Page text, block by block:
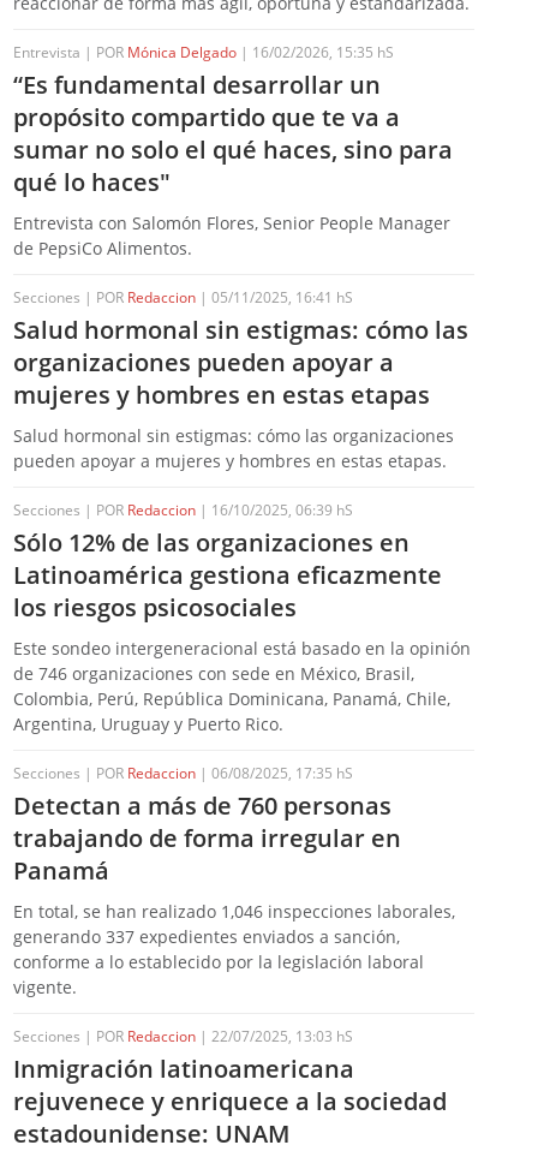
Entrevista | POR Mónica Delgado | 16/02/2026, 15:35 hS
“Es fundamental desarrollar un
propósito compartido que te va a
sumar no solo el qué haces, sino para
qué lo haces"
Entrevista con Salomón Flores, Senior People Manager
de PepsiCo Alimentos.
Secciones | POR Redaccion | 05/11/2025, 16:41 hS
Salud hormonal sin estigmas: cómo las
organizaciones pueden apoyar a
mujeres y hombres en estas etapas
Salud hormonal sin estigmas: cómo las organizaciones
pueden apoyar a mujeres y hombres en estas etapas.
Secciones | POR Redaccion | 16/10/2025, 06:39 hS
Sólo 12% de las organizaciones en
Latinoamérica gestiona eficazmente
los riesgos psicosociales
Este sondeo intergeneracional está basado en la opinión
de 746 organizaciones con sede en México, Brasil,
Colombia, Perú, República Dominicana, Panamá, Chile,
Argentina, Uruguay y Puerto Rico.
Secciones | POR Redaccion | 06/08/2025, 17:35 hS
Detectan a más de 760 personas
trabajando de forma irregular en
Panamá
En total, se han realizado 1,046 inspecciones laborales,
generando 337 expedientes enviados a sanción,
conforme a lo establecido por la legislación laboral
vigente.
Secciones | POR Redaccion | 22/07/2025, 13:03 hS
Inmigración latinoamericana
rejuvenece y enriquece a la sociedad
estadounidense: UNAM